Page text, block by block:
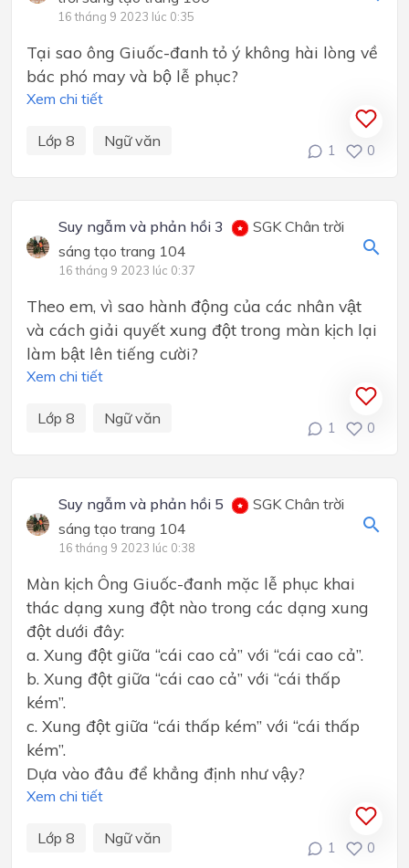
16 tháng 9 2023 lúc 0:35
Tại sao ông Giuốc-đanh tỏ ý không hài lòng về
bác phó may và bộ lễ phục?
Xem chi tiết
Lớp 8 Ngữ văn
1 0
Suy ngẫm và phản hồi 3
SGK Chân trời
sáng tạo trang 104
16 tháng 9 2023 lúc 0:37
Theo em, vì sao hành động của các nhân vật
và cách giải quyết xung đột trong màn kịch lại
làm bật lên tiếng cười?
Xem chi tiết
Lớp 8 Ngữ văn
1 0
Suy ngẫm và phản hồi 5
SGK Chân trời
sáng tạo trang 104
16 tháng 9 2023 lúc 0:38
Màn kịch Ông Giuốc-đanh mặc lễ phục khai
thác dạng xung đột nào trong các dạng xung
đột dưới đây:
a. Xung đột giữa “cái cao cả” với “cái cao cả”.
b. Xung đột giữa “cái cao cả” với “cái thấp
kém”.
c. Xung đột giữa “cái thấp kém” với “cái thấp
kém”.
Dựa vào đâu để khẳng định như vậy?
Xem chi tiết
Lớp 8 Ngữ văn
1 0